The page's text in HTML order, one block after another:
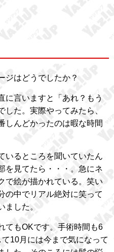
ジはどうでしたか？
に言いますと「あれ？もう
た。実際やってみたら、
しんどかったのは暇な時間
いるところを聞いていたん
を見てたら・・・。急にネ
で絵が描かれている。笑い
の中でリアル絶対に笑って
ました。
てもOKです。手術時間も6
10月には今まで気になって